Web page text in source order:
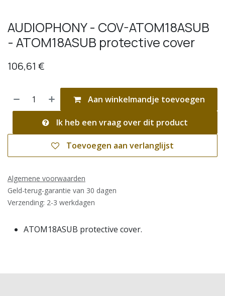
AUDIOPHONY - COV-ATOM18ASUB
- ATOM18ASUB protective cover
106,61 €
Aan winkelmandje toevoegen
Ik heb een vraag over dit product
Toevoegen aan verlanglijst
Algemene voorwaarden
Geld-terug-garantie van 30 dagen
Verzending: 2-3 werkdagen
ATOM18ASUB protective cover.